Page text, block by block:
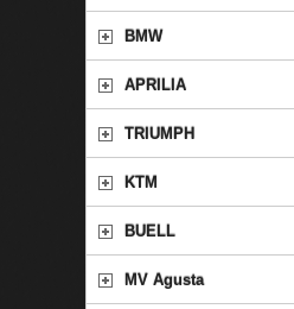
BMW
APRILIA
TRIUMPH
KTM
BUELL
MV Agusta